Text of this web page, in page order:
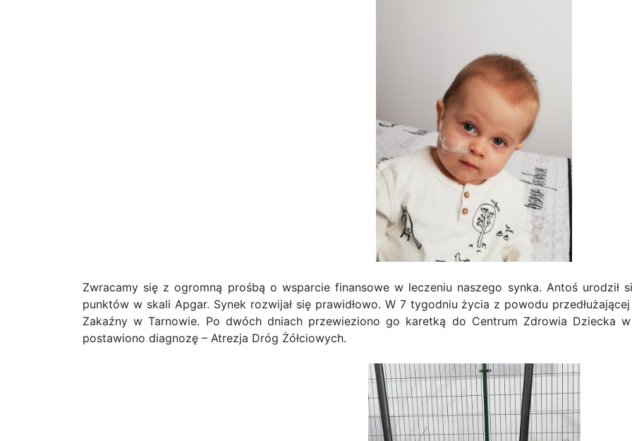
Zwracamy się z ogromną prośbą o wsparcie finansowe w leczeniu naszego synka. Antoś urodził
punktów w skali Apgar. Synek rozwijał się prawidłowo. W 7 tygodniu życia z powodu
Zakaźny w Tarnowie. Po dwóch dniach przewieziono go karetką do Centrum Zdrowia Dziecka
postawiono diagnozę – Atrezja Dróg Żółciowych.